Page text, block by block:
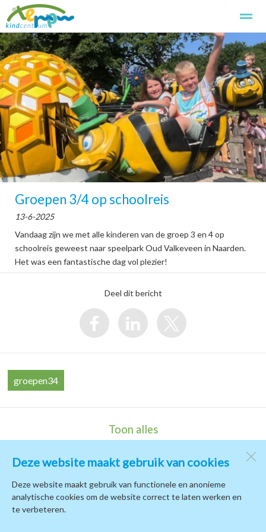
Kindcentrum de Terp Kennismaken Aanmelden
Home Foto's Zoeken Pagina's
Deze website maakt gebruik van cookies
Deze website maakt gebruik van functionele en anonieme
analytische cookies om de website correct te laten werken en
te verbeteren.
● ●
Groepen 3/4 op schoolreis
13-6-2025
Vandaag zijn we met alle kinderen van de groep 3 en 4 op
schoolreis geweest naar speelpark Oud Valkeveen in Naarden.
Het was een fantastische dag vol plezier!
Deel dit bericht
groepen34
Toon alles
Kindcentrum de Terp
de Campus 1
1771 PB